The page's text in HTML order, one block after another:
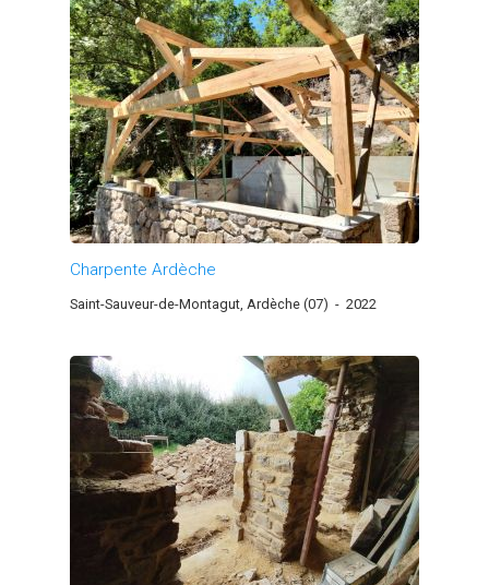
Charpente Ardèche
Saint-Sauveur-de-Montagut, Ardèche (07) - 2022